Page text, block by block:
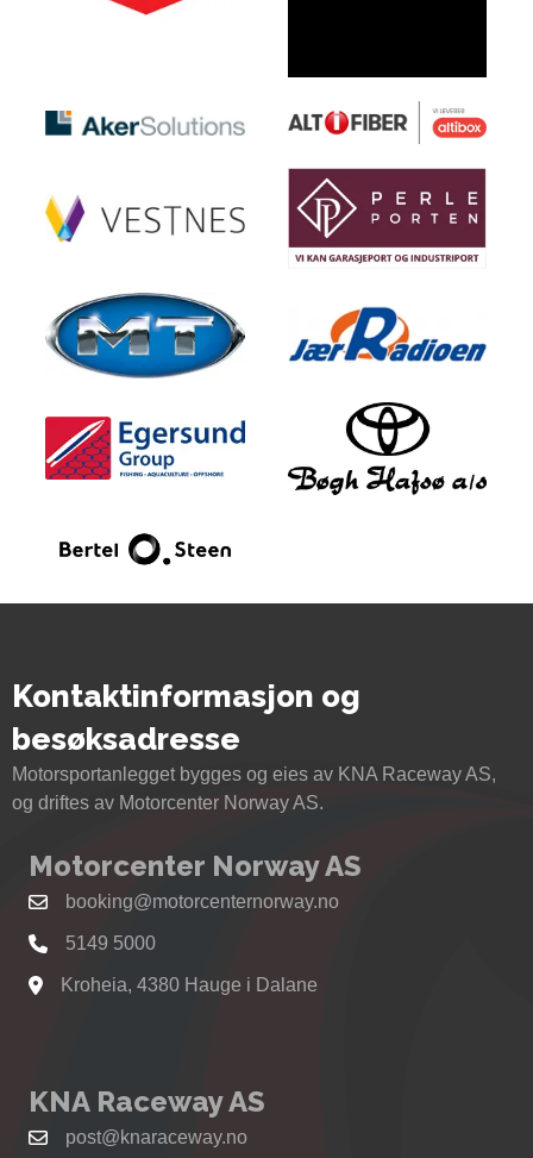
Kontaktinformasjon og
besøksadresse
Motorsportanlegget bygges og eies av KNA Raceway AS,
og driftes av Motorcenter Norway AS.
Motorcenter Norway AS
booking@motorcenternorway.no
5149 5000
Se kart til Motorcenter Norway i Sokndal
Kroheia, 4380 Hauge i Dalane
KNA Raceway AS
post@knaraceway.no